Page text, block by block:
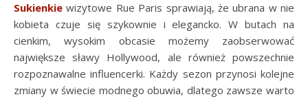
Sukienkie wizytowe Rue Paris sprawiają, że ubrana w nie
kobieta czuje się szykownie i elegancko. W butach na
cienkim, wysokim obcasie możemy zaobserwować
największe sławy Hollywood, ale również powszechnie
rozpoznawalne influencerki. Każdy sezon przynosi kolejne
zmiany w świecie modnego obuwia, dlatego zawsze warto